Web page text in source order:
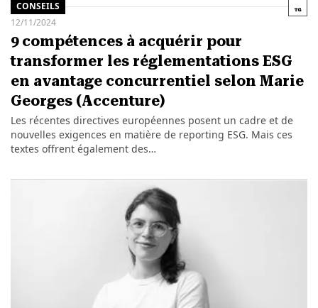
CONSEILS
12/11/2024
9 compétences à acquérir pour
transformer les réglementations ESG
en avantage concurrentiel selon Marie
Georges (Accenture)
Les récentes directives européennes posent un cadre et de
nouvelles exigences en matière de reporting ESG. Mais ces
textes offrent également des…